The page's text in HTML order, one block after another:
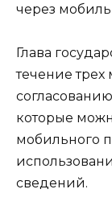
через
Глава
течение
которые
мобильного
сведений.